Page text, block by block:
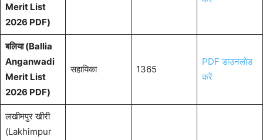
Merit List
2026 PDF)
बलिया (Ballia
Anganwadi
Merit List
2026 PDF)
सहायिका 1365
PDF डाउनलोड
करें
लखीमपुर खीरी
(Lakhimpur